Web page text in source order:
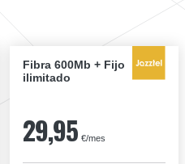
Fibra 600Mb + Fijo
ilimitado
29,95 €/mes